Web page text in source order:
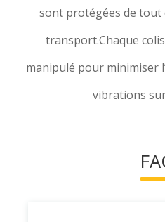
sont protégées de tout
transport.Chaque
manipulé pour minimiser
vibrations